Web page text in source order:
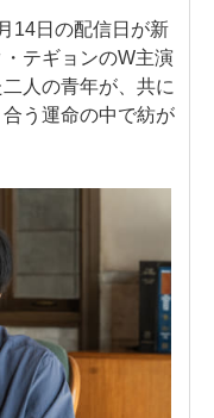
14日の配信日が新
テギョンのW主演
人の青年が、共に
う運命の中で紡が